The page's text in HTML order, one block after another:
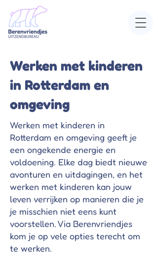
Werken met kinderen
in Rotterdam en
omgeving
Werken met kinderen in
Rotterdam en omgeving geeft je
een ongekende energie en
voldoening. Elke dag biedt nieuwe
avonturen en uitdagingen, en het
werken met kinderen kan jouw
leven verrijken op manieren die je
je misschien niet eens kunt
voorstellen. Via Berenvriendjes
kom je op vele opties terecht om
te werken.